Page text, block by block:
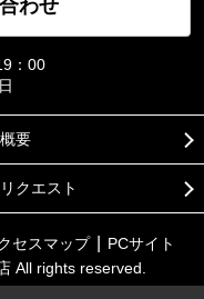
わせ
：00
要
クエスト
セスマップ
PCサイト
All rights reserved.